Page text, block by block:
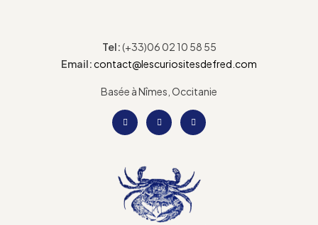
Tel:(+33)06 02 10 58 55
Email:contact@lescuriositesdefred.com
Basée à Nîmes, Occitanie